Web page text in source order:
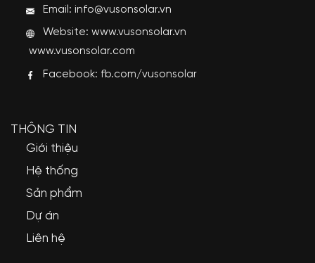
Email: info@vusonsolar.vn
Website:www.vusonsolar.vn
www.vusonsolar.com
Facebook: fb.com/vusonsolar
THÔNG TIN
Giới thiệu
Hệ thống
Sản phẩm
Dự án
Liên hệ